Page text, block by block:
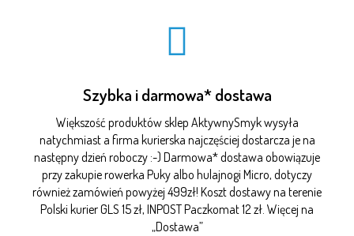
Szybka i darmowa* dostawa
Większość produktów sklep AktywnySmyk wysyła
natychmiast a firma kurierska najczęściej dostarcza je na
następny dzień roboczy :-) Darmowa* dostawa obowiązuje
przy zakupie rowerka Puky albo hulajnogi Micro, dotyczy
również zamówień powyżej 499zł! Koszt dostawy na terenie
Polski kurier GLS 15 zł, INPOST Paczkomat 12 zł. Więcej na
„Dostawa”